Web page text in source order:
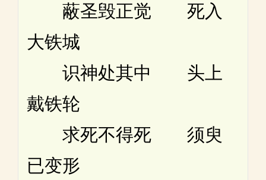
蔽圣毁正觉 死入
大铁城
识神处其中 头上
戴铁轮
求死不得死 须臾
已变形